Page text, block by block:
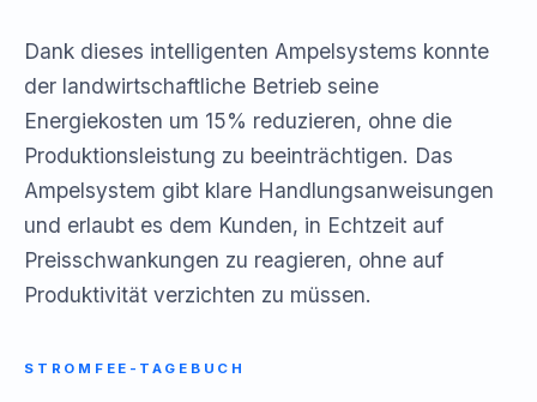
Dank dieses intelligenten Ampelsystems konnte
der landwirtschaftliche Betrieb seine
Energiekosten um 15% reduzieren, ohne die
Produktionsleistung zu beeinträchtigen. Das
Ampelsystem gibt klare Handlungsanweisungen
und erlaubt es dem Kunden, in Echtzeit auf
Preisschwankungen zu reagieren, ohne auf
Produktivität verzichten zu müssen.
STROMFEE-TAGEBUCH